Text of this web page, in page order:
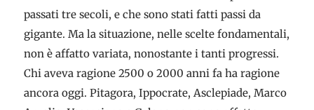
passati tre secoli, e che sono stati fatti passi da
gigante. Ma la situazione, nelle scelte fondamentali,
non è affatto variata, nonostante i tanti progressi.
Chi aveva ragione 2500 o 2000 anni fa ha ragione
ancora oggi. Pitagora, Ippocrate, Asclepiade, Marco